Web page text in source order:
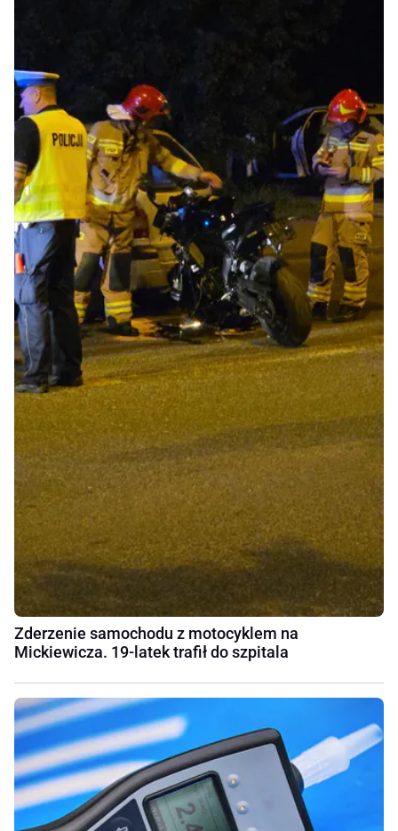
Zderzenie samochodu z motocyklem na
Mickiewicza. 19-latek trafił do szpitala